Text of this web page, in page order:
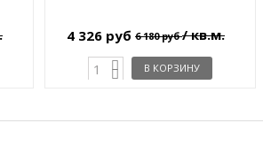
4 326 руб 6 180 руб/ кв.м.
В КОРЗИНУ